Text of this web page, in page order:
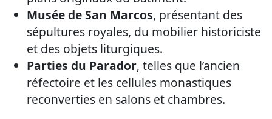
Musée de San Marcos, présentant des
sépultures royales, du mobilier historiciste
et des objets liturgiques.
Parties du Parador, telles que l’ancien
réfectoire et les cellules monastiques
reconverties en salons et chambres.